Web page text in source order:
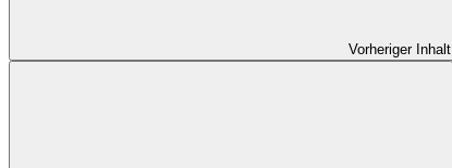
Vorheriger Inhalt